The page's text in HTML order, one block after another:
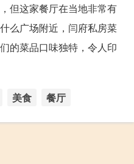
但这家餐厅在当地非常有
么广场附近，闫府私房菜
的菜品口味独特，令人印
美食 餐厅